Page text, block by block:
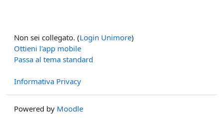
Non sei collegato. (Login Unimore)
Ottieni l'app mobile
Passa al tema standard
Informativa Privacy
Powered by Moodle